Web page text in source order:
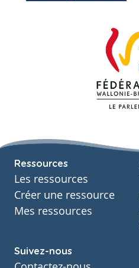
Ressources
Les ressources
Créer une ressource
Mes ressources
Suivez-nous